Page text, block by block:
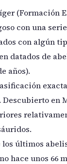
(Formación
con una
con algún
datados de
años).
en
los últimos
hace unos 66